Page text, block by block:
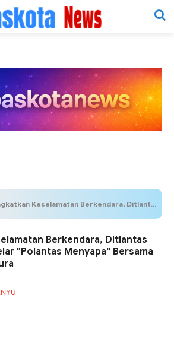
Keselamatan Berkendara, Ditlantas Polda Papua Gelar "Polantas Menyapa" Bersama RRI Pro 1 Jayapura
Berkendara, Ditlantas
"Polantas Menyapa" Bersama